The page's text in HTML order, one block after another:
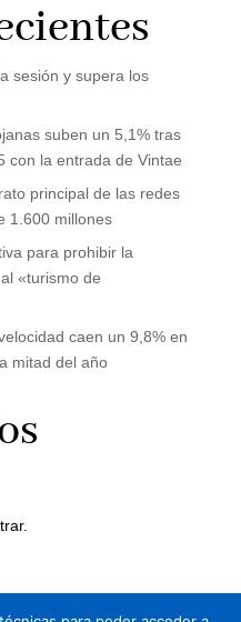
sesión y supera los
suben un 5,1% tras
con la entrada de Vintae
principal de las redes
1.600 millones
para prohibir la
«turismo de
caen un 9,8% en
mitad del año